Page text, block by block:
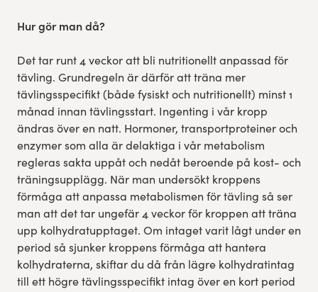
Hur gör man då?
Det tar runt 4 veckor att bli nutritionellt anpassad för
tävling. Grundregeln är därför att träna mer
tävlingsspecifikt (både fysiskt och nutritionellt) minst 1
månad innan tävlingsstart. Ingenting i vår kropp
ändras över en natt. Hormoner, transportproteiner och
enzymer som alla är delaktiga i vår metabolism
regleras sakta uppåt och nedåt beroende på kost- och
träningsupplägg. När man undersökt kroppens
förmåga att anpassa metabolismen för tävling så ser
man att det tar ungefär 4 veckor för kroppen att träna
upp kolhydratupptaget. Om intaget varit lågt under en
period så sjunker kroppens förmåga att hantera
kolhydraterna, skiftar du då från lägre kolhydratintag
till ett högre tävlingsspecifikt intag över en kort period